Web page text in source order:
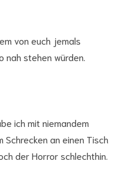
von euch jemals
stehen würden.
ich mit niemandem
Schrecken an einen Tisch
der Horror schlechthin.